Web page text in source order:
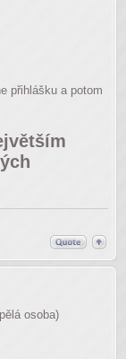
přihlášku a potom
osoba)